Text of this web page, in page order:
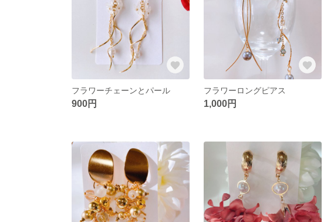
フラワーチェーンとパール
900円
フラワーロングピアス
1,000円